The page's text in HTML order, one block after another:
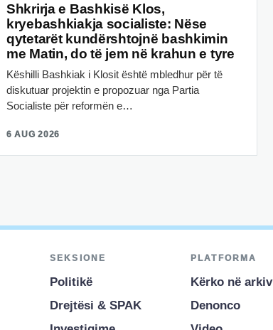
Shkrirja e Bashkisë Klos,
kryebashkiakja socialiste: Nëse
qytetarët kundërshtojnë bashkimin
me Matin, do të jem në krahun e tyre
Këshilli Bashkiak i Klosit është mbledhur për të
diskutuar projektin e propozuar nga Partia
Socialiste për reformën e…
6 AUG 2026
SEKSIONE
Politikë
Drejtësi & SPAK
PLATFORMA
Kërko në arkiv
Denonco